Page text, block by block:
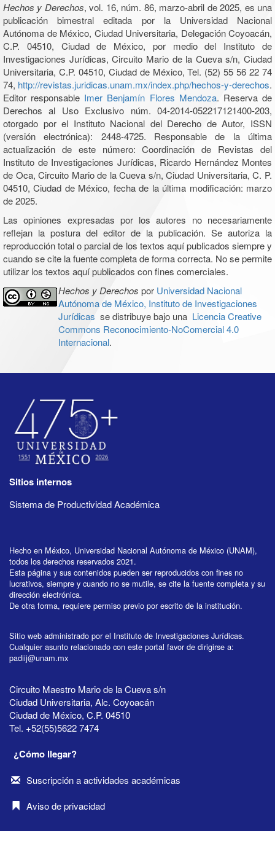
Hechos y Derechos, vol. 16, núm. 86, marzo-abril de 2025, es una
publicación bimestral editada por la Universidad Nacional
Autónoma de México, Ciudad Universitaria, Delegación Coyoacán,
C.P. 04510, Ciudad de México, por medio del Instituto de
Investigaciones Jurídicas, Circuito Mario de la Cueva s/n, Ciudad
Universitaria, C.P. 04510, Ciudad de México, Tel. (52) 55 56 22 74
74, http://revistas.juridicas.unam.mx/index.php/hechos-y-derechos.
Editor responsable Imer Benjamín Flores Mendoza. Reserva de
Derechos al Uso Exclusivo núm. 04-2014-052217121400-203,
otorgado por el Instituto Nacional del Derecho de Autor, ISSN
(versión electrónica): 2448-4725. Responsable de la última
actualización de este número: Coordinación de Revistas del
Instituto de Investigaciones Jurídicas, Ricardo Hernández Montes
de Oca, Circuito Mario de la Cueva s/n, Ciudad Universitaria, C. P.
04510, Ciudad de México, fecha de la última modificación: marzo
de 2025.
Las opiniones expresadas por los autores no necesariamente
reflejan la postura del editor de la publicación. Se autoriza la
reproducción total o parcial de los textos aquí publicados siempre y
cuando se cite la fuente completa de forma correcta. No se permite
utilizar los textos aquí publicados con fines comerciales.
Hechos y Derechos por Universidad Nacional
Autónoma de México, Instituto de Investigaciones
Jurídicas se distribuye bajo una Licencia Creative
Commons Reconocimiento-NoComercial 4.0
Internacional.
Sitios internos
Sistema de Productividad Académica
Hecho en México, Universidad Nacional Autónoma de México (UNAM),
todos los derechos reservados 2021.
Esta página y sus contenidos pueden ser reproducidos con fines no
lucrativos, siempre y cuando no se mutile, se cite la fuente completa y su
dirección electrónica.
De otra forma, requiere permiso previo por escrito de la institución.
Sitio web administrado por el Instituto de Investigaciones Jurídicas.
Cualquier asunto relacionado con este portal favor de dirigirse a:
padiij@unam.mx
Circuito Maestro Mario de la Cueva s/n
Ciudad Universitaria, Alc. Coyoacán
Ciudad de México, C.P. 04510
Tel. +52(55)5622 7474
¿Cómo llegar?
Suscripción a actividades académicas
Aviso de privacidad